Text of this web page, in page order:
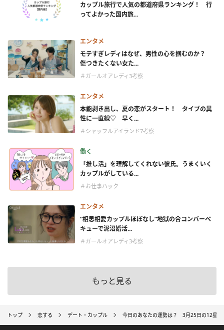
カップル旅行で人気の都道府県ランキング！ 行
ってよかった国内旅...
エンタメ
モテすぎレディはなぜ、男性の心を掴むのか？
傷つきたくない女た...
＃ガールオアレディ3考察
エンタメ
本能剥き出し、夏の恋がスタート！ タイプの異
性に一直線♡ 早く...
＃シャッフルアイランド7考察
働く
「推し活」を理解してくれない彼氏。うまくいく
カップルがしている...
＃お仕事ハック
エンタメ
“相思相愛カップルほぼなし”地獄の合コンバーベ
キューで泥沼婚活...
＃ガールオアレディ3考察
もっと見る
トップ 恋する デート・カップル 今日のあなたの運勢は？ 3月25日の12星座